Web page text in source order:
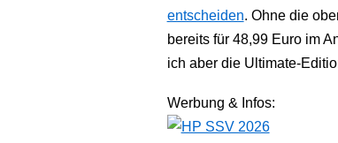
entscheiden. Ohne die
bereits für 48,99 Euro im
ich aber die Ultimate-
Werbung & Infos: